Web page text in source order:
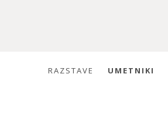
RAZSTAVE UMETNIKI